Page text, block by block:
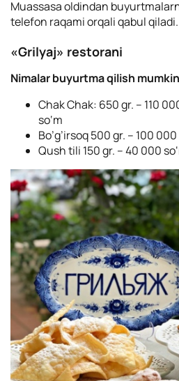
Muassasa oldindan
telefon raqami orqali qabul qiladi.
«Grilyaj» restorani
Nimalar buyurtma qilish
Chak Chak: 650 gr. – 110
so‘m
Bo’g’irsoq 500 gr. – 100 000
Qush tili 150 gr. – 40 000